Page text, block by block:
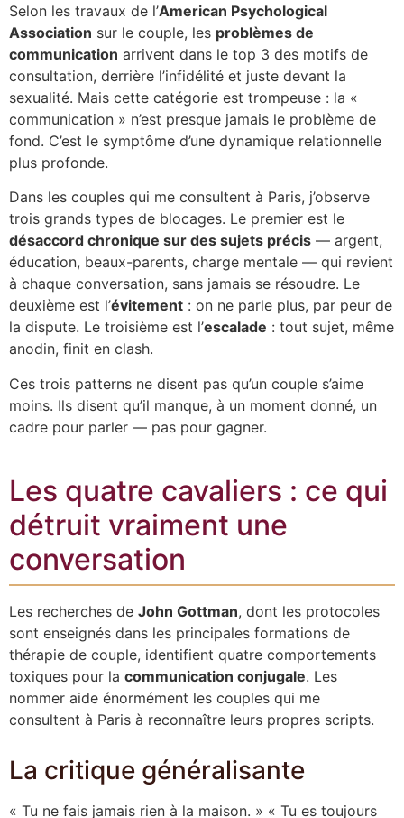
Selon les travaux de l’American Psychological
Association sur le couple, les problèmes de
communication arrivent dans le top 3 des motifs de
consultation, derrière l’infidélité et juste devant la
sexualité. Mais cette catégorie est trompeuse : la «
communication » n’est presque jamais le problème de
fond. C’est le symptôme d’une dynamique relationnelle
plus profonde.
Dans les couples qui me consultent à Paris, j’observe
trois grands types de blocages. Le premier est le
désaccord chronique sur des sujets précis — argent,
éducation, beaux-parents, charge mentale — qui revient
à chaque conversation, sans jamais se résoudre. Le
deuxième est l’évitement : on ne parle plus, par peur de
la dispute. Le troisième est l’escalade : tout sujet, même
anodin, finit en clash.
Ces trois patterns ne disent pas qu’un couple s’aime
moins. Ils disent qu’il manque, à un moment donné, un
cadre pour parler — pas pour gagner.
Les quatre cavaliers : ce qui
détruit vraiment une
conversation
Les recherches de John Gottman, dont les protocoles
sont enseignés dans les principales formations de
thérapie de couple, identifient quatre comportements
toxiques pour la communication conjugale. Les
nommer aide énormément les couples qui me
consultent à Paris à reconnaître leurs propres scripts.
La critique généralisante
« Tu ne fais jamais rien à la maison. » « Tu es toujours